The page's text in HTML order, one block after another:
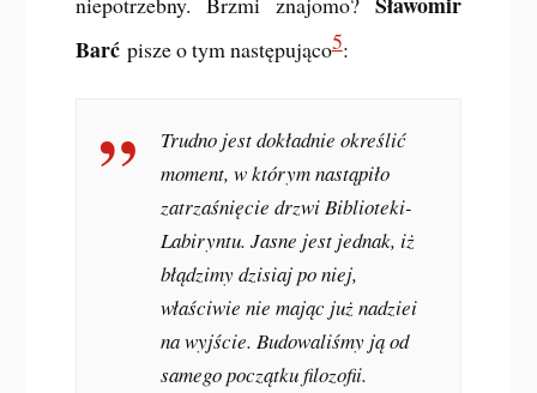
Barć pisze o tym następująco5:
Trudno jest dokładnie określić
moment, w którym nastąpiło
zatrzaśnięcie drzwi Biblioteki-
Labiryntu. Jasne jest jednak, iż
błądzimy dzisiaj po niej,
właściwie nie mając już nadziei
na wyjście. Budowaliśmy ją od
samego początku filozofii.